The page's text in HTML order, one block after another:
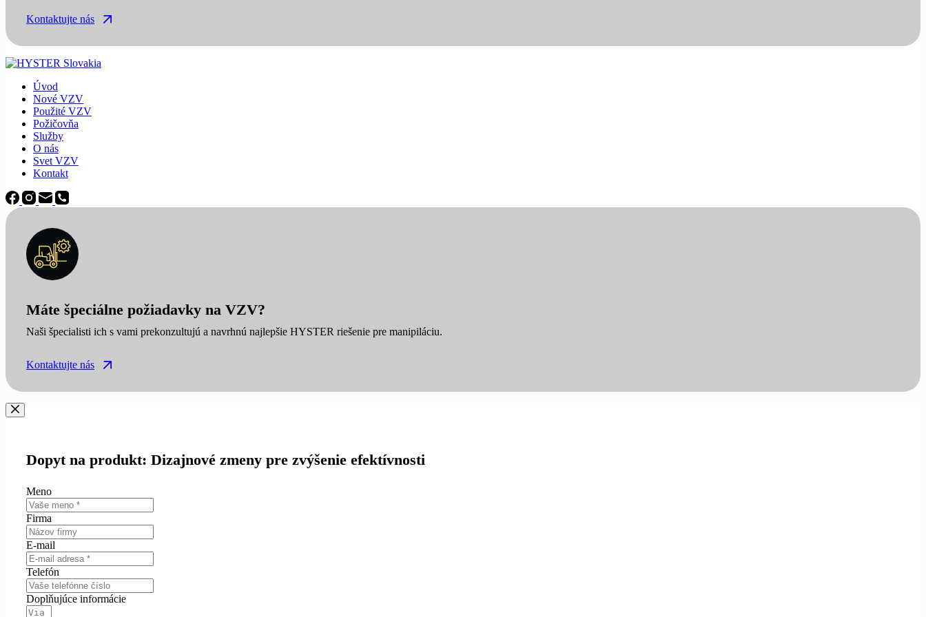
Kontaktujte nás
Úvod
Nové VZV
Použité VZV
Požičovňa
Služby
O nás
Svet VZV
Kontakt
Máte špeciálne požiadavky na VZV?
Naši špecialisti ich s vami prekonzultujú a navrhnú najlepšie HYSTER riešenie pre manipiláciu.
Kontaktujte nás
Dopyt na produkt: Dizajnové zmeny pre zvýšenie efektívnosti
Meno
Firma
E-mail
Telefón
Doplňujúce informácie